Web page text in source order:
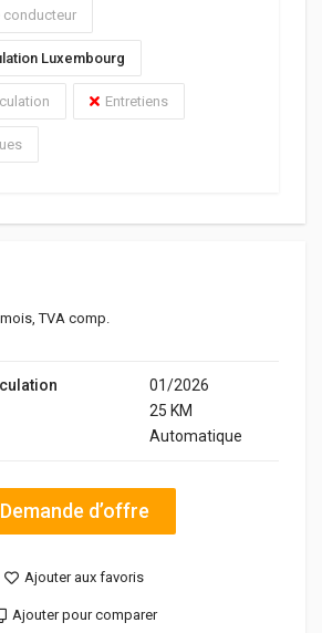
conducteur
Luxembourg
Entretiens
TVA comp.
01/2026
25 KM
Automatique
Demande d’offre
Ajouter aux favoris
Ajouter pour comparer